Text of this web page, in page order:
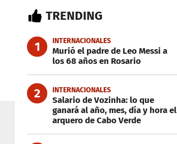
TRENDING
1 INTERNACIONALES
Murió el padre de Leo Messi a
los 68 años en Rosario
2 INTERNACIONALES
Salario de Vozinha: lo que
ganará al año, mes, día y hora el
arquero de Cabo Verde